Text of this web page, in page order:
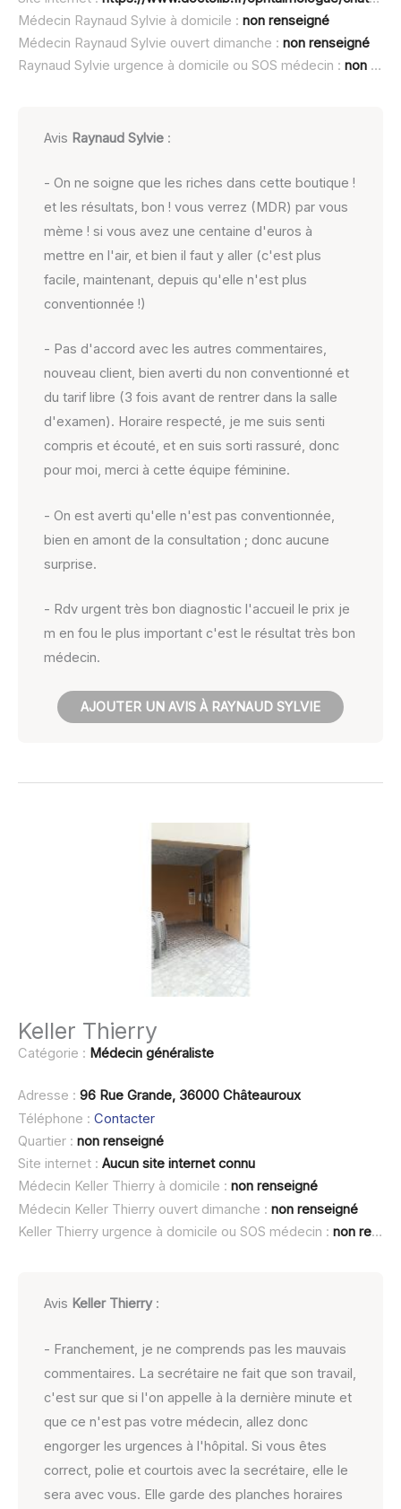
Médecin Raynaud Sylvie à domicile : non renseigné
Médecin Raynaud Sylvie ouvert dimanche : non renseigné
Raynaud Sylvie urgence à domicile ou SOS médecin : non renseigné
Avis Raynaud Sylvie :
- On ne soigne que les riches dans cette boutique !
et les résultats, bon ! vous verrez (MDR) par vous
mème ! si vous avez une centaine d'euros à
mettre en l'air, et bien il faut y aller (c'est plus
facile, maintenant, depuis qu'elle n'est plus
conventionnée !)
- Pas d'accord avec les autres commentaires,
nouveau client, bien averti du non conventionné et
du tarif libre (3 fois avant de rentrer dans la salle
d'examen). Horaire respecté, je me suis senti
compris et écouté, et en suis sorti rassuré, donc
pour moi, merci à cette équipe féminine.
- On est averti qu'elle n'est pas conventionnée,
bien en amont de la consultation ; donc aucune
surprise.
- Rdv urgent très bon diagnostic l'accueil le prix je
m en fou le plus important c'est le résultat très bon
médecin.
AJOUTER UN AVIS À RAYNAUD SYLVIE
Keller Thierry
Catégorie : Médecin généraliste
Adresse : 96 Rue Grande, 36000 Châteauroux
Téléphone : Contacter
Quartier : non renseigné
Site internet : Aucun site internet connu
Médecin Keller Thierry à domicile : non renseigné
Médecin Keller Thierry ouvert dimanche : non renseigné
Keller Thierry urgence à domicile ou SOS médecin : non renseigné
Avis Keller Thierry:
- Franchement, je ne comprends pas les mauvais
commentaires. La secrétaire ne fait que son travail,
c'est sur que si l'on appelle à la dernière minute et
que ce n'est pas votre médecin, allez donc
engorger les urgences à l'hôpital. Si vous êtes
correct, polie et courtois avec la secrétaire, elle le
sera avec vous. Elle garde des planches horaires